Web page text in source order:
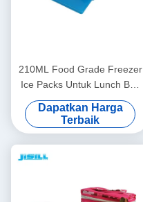
210ML Food Grade Freezer
Ice Packs Untuk Lunch Box
Dan Coolers Eco-Friendly
Untuk Makanan Makanan
beku
Dapatkan Harga
Terbaik